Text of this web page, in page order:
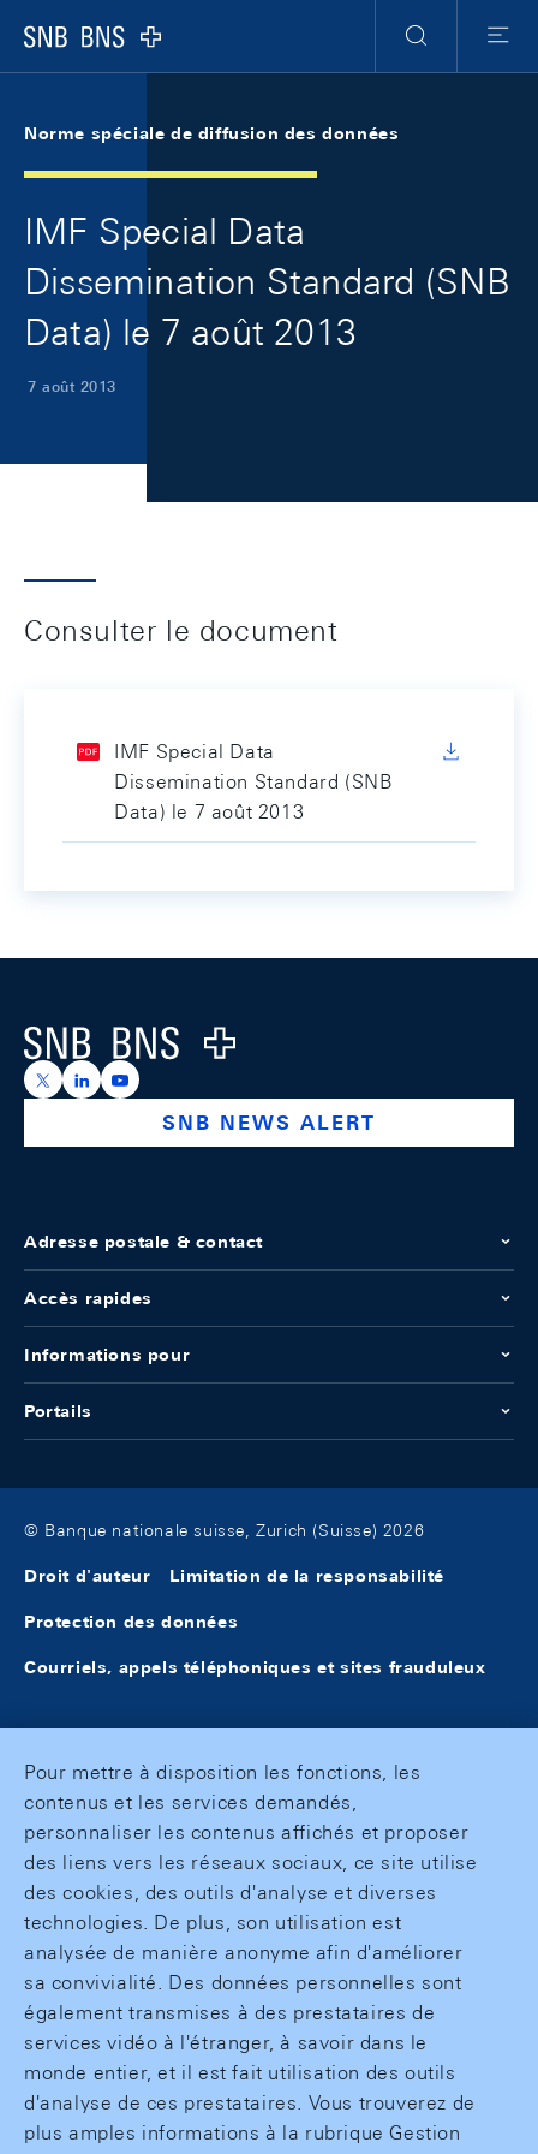
Logo
RechercheMenu
Norme spéciale de diffusion des données
IMF Special Data
Dissemination Standard (SNB
Data) le 7 août 2013
7 août 2013
Consulter le document
IMF Special Data
Dissemination Standard (SNB
Data) le 7 août 2013
Logo
https://x.com/snb_bns
https://ch.linkedin.com/company/swiss-national-
https://www.youtube.com/@swissnationalbank
SNB NEWS ALERT
Adresse postale & contact
Accès rapides
Informations pour
Portails
© Banque nationale suisse, Zurich (Suisse) 2026
Droit d'auteur Limitation de la responsabilité
Protection des données
Courriels, appels téléphoniques et sites frauduleux
Pour mettre à disposition les fonctions, les
contenus et les services demandés,
personnaliser les contenus affichés et proposer
des liens vers les réseaux sociaux, ce site utilise
des cookies, des outils d'analyse et diverses
technologies. De plus, son utilisation est
analysée de manière anonyme afin d'améliorer
sa convivialité. Des données personnelles sont
également transmises à des prestataires de
services vidéo à l'étranger, à savoir dans le
monde entier, et il est fait utilisation des outils
d'analyse de ces prestataires. Vous trouverez de
plus amples informations à la rubrique Gestion